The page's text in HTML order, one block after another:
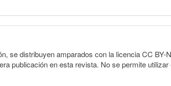
se distribuyen amparados con la licencia CC
publicación en esta revista. No se permite